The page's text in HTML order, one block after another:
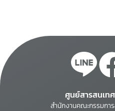
ศูนย์สารสนเ
สำนักงานคณะกรรมกา